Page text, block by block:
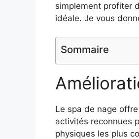
simplement profiter
idéale. Je vous
Sommaire
Le spa de nage
activités reconnues
physiques les plus